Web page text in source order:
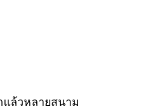
แล้วหลายสนาม